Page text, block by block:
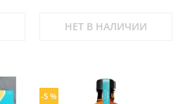
НЕТ В НАЛИЧИИ
-5 %